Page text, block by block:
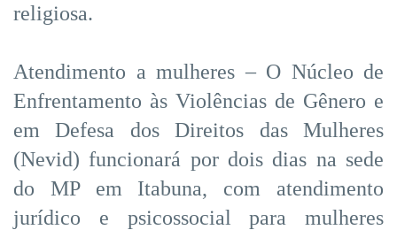
religiosa.
Atendimento a mulheres – O Núcleo de
Enfrentamento às Violências de Gênero e
em Defesa dos Direitos das Mulheres
(Nevid) funcionará por dois dias na sede
do MP em Itabuna, com atendimento
jurídico e psicossocial para mulheres